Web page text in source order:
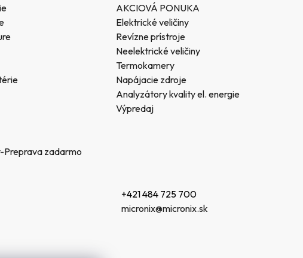
zadarmo
AKCIOVÁ PONUKA
Elektrické veličiny
Revízne prístroje
Neelektrické veličiny
Termokamery
Napájacie zdroje
Analyzátory kvality el. energie
Výpredaj
+421 484 725 700
micronix@micronix.sk